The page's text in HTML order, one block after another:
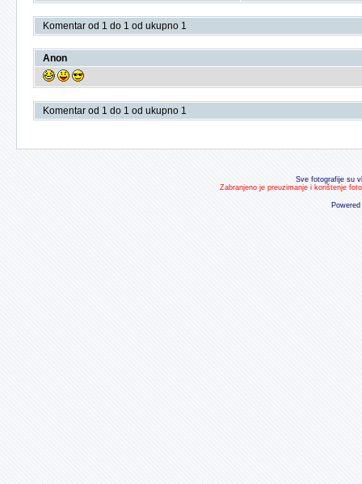
Komentar od 1 do 1 od ukupno 1
Anon
Komentar od 1 do 1 od ukupno 1
Sve fotografije su
Zabranjeno je preuzimanje i korištenje